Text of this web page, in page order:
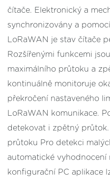
čítače. Elektronický a
synchronizovány a
LoRaWAN je stav čítače
Rozšířenými funkcemi
maximálního průtoku a
kontinuálně monitoruje
překročení nastaveného
LoRaWAN komunikace.
detekovat i zpětný
průtoku Pro detekci
automatické
konfigurační PC aplikace